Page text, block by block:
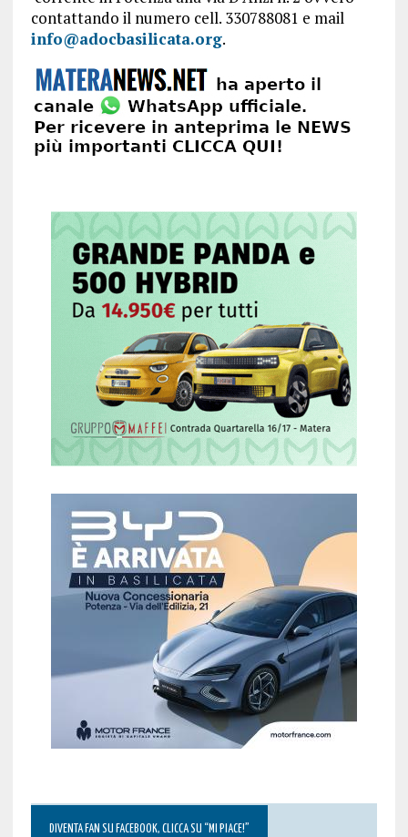
contattando il numero cell. 330788081 e mail
info@adocbasilicata.org.
DIVENTA FAN SU FACEBOOK, CLICCA SU “MI PIACE!”